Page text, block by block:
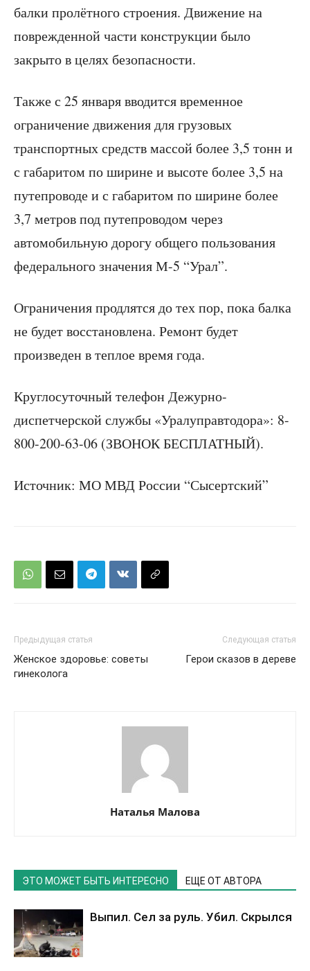
балки пролётного строения. Движение на
поврежденной части конструкции было
закрыто в целях безопасности.
Также с 25 января вводится временное
ограничение движения для грузовых
транспортных средств массой более 3,5 тонн и
с габаритом по ширине и высоте более 3,5 на
путепроводе и с габаритом по ширине более
3,7 метров под путепроводом через
автомобильную дорогу общего пользования
федерального значения М-5 “Урал”.
Ограничения продлятся до тех пор, пока балка
не будет восстановлена. Ремонт будет
произведен в теплое время года.
Круглосуточный телефон Дежурно-
диспетчерской службы «Уралуправтодора»: 8-
800-200-63-06 (ЗВОНОК БЕСПЛАТНЫЙ).
Источник: МО МВД России “Сысертский”
Предыдущая статья
Женское здоровье: советы
гинеколога
Следующая статья
Герои сказов в дереве
Наталья Малова
ЭТО МОЖЕТ БЫТЬ ИНТЕРЕСНО ЕЩЕ ОТ АВТОРА
Выпил. Сел за руль. Убил. Скрылся